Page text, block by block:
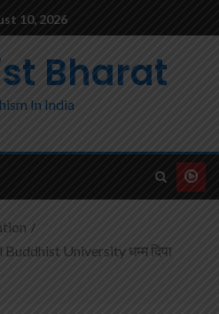
10, 2026
Bharat
In India
University धम्म दिपा